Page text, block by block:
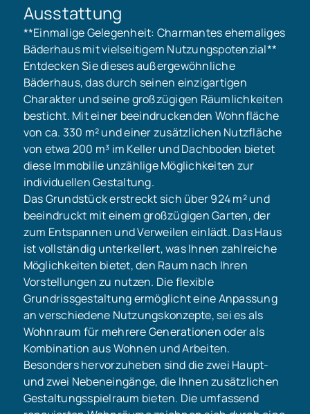
Ausstattung
**Einmalige Gelegenheit: Charmantes ehemaliges
Bäderhaus mit vielseitigem Nutzungspotenzial**
Entdecken Sie dieses außergewöhnliche
Bäderhaus, das durch seinen einzigartigen
Charakter und seine großzügigen Räumlichkeiten
besticht. Mit einer beeindruckenden Wohnfläche
von ca. 330 m² und einer zusätzlichen Nutzfläche
von etwa 200 m³ im Keller und Dachboden bietet
diese Immobilie unzählige Möglichkeiten zur
individuellen Gestaltung.
Das Grundstück erstreckt sich über 924 m² und
beeindruckt mit einem großzügigen Garten, der
zum Entspannen und Verweilen einlädt. Das Haus
ist vollständig unterkellert, was Ihnen zahlreiche
Möglichkeiten bietet, den Raum nach Ihren
Vorstellungen zu nutzen. Die flexible
Grundrissgestaltung ermöglicht eine Anpassung
an verschiedene Nutzungskonzepte, sei es als
Wohnraum für mehrere Generationen oder als
Kombination aus Wohnen und Arbeiten.
Besonders hervorzuheben sind die zwei Haupt-
und zwei Nebeneingänge, die Ihnen zusätzlichen
Gestaltungsspielraum bieten. Die umfassend